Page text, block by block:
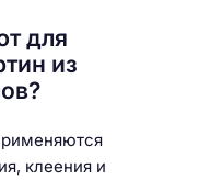
для
из
клеения и